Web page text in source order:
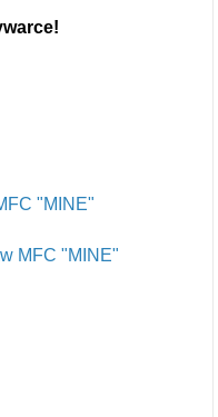
"MINE"
MFC "MINE"